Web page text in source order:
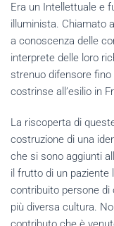
Era un Intellettuale e
illuminista. Chiamato
a conoscenza delle
interprete delle loro
strenuo difensore
costrinse all’esilio in
La riscoperta di
costruzione di una
che si sono aggiunti
il frutto di un paziente
contribuito persone di
più diversa cultura.